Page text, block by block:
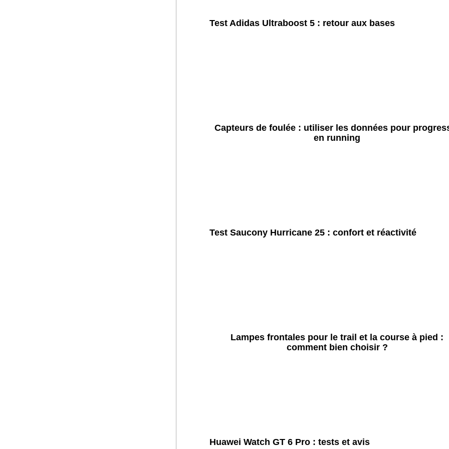
Test Adidas Ultraboost 5 : retour aux bases
Capteurs de foulée : utiliser les données pour
en running
Test Saucony Hurricane 25 : confort et réactivité
Lampes frontales pour le trail et la course à pied :
comment bien choisir ?
Huawei Watch GT 6 Pro : tests et avis